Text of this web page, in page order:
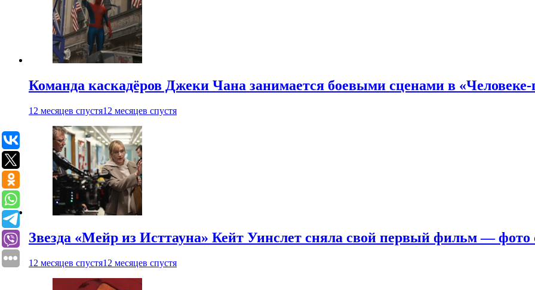
Команда каскадёров Джеки Чана занимается боевыми сценами в «Человеке-
12 месяцев спустя12 месяцев спустя
Звезда «Мейр из Исттауна» Кейт Уинслет сняла свой первый фильм — фото
12 месяцев спустя12 месяцев спустя